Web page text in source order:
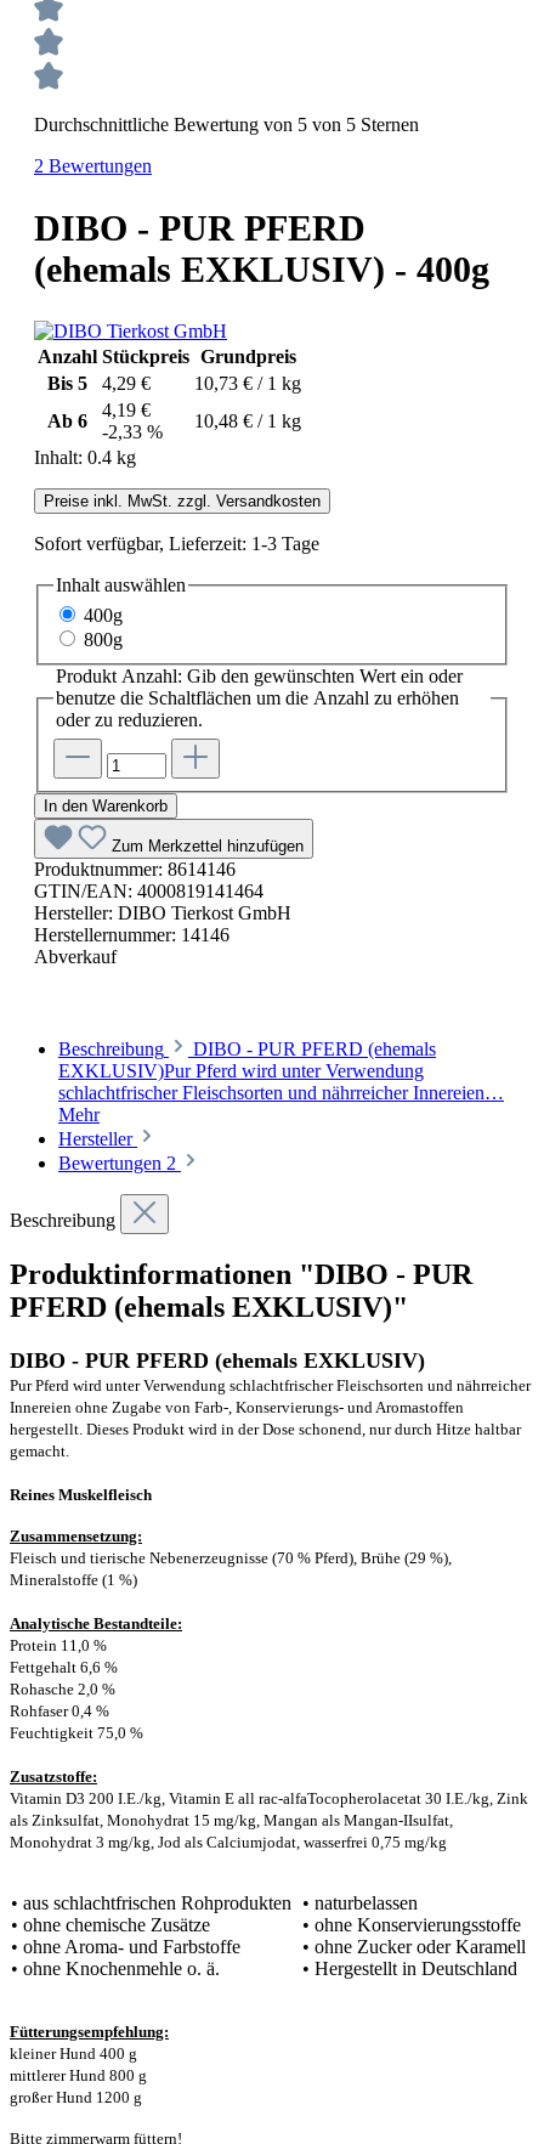
Durchschnittliche Bewertung von 5 von 5 Sternen
2 Bewertungen
DIBO - PUR PFERD
(ehemals EXKLUSIV) - 400g
Anzahl Stückpreis Grundpreis
Bis 5 4,29 €
10,73 € / 1 kg
Ab 6
4,19 €
-2,33 %
10,48 € / 1 kg
Inhalt: 0.4 kg
Preise inkl. MwSt. zzgl. Versandkosten
Sofort verfügbar, Lieferzeit: 1-3 Tage
Inhalt auswählen
400g
800g
Produkt Anzahl: Gib den gewünschten Wert ein oder
benutze die Schaltflächen um die Anzahl zu erhöhen
oder zu reduzieren.
In den Warenkorb
Zum Merkzettel hinzufügen
Produktnummer: 8614146
GTIN/EAN: 4000819141464
Hersteller: DIBO Tierkost GmbH
Herstellernummer: 14146
Abverkauf
Beschreibung
DIBO - PUR PFERD (ehemals
EXKLUSIV)Pur Pferd wird unter Verwendung
schlachtfrischer Fleischsorten und nährreicher Innereien…
Mehr
Hersteller
Bewertungen 2
Beschreibung
Produktinformationen "DIBO - PUR
PFERD (ehemals EXKLUSIV)"
DIBO - PUR PFERD (ehemals EXKLUSIV)
Pur Pferd wird unter Verwendung schlachtfrischer Fleischsorten und nährreicher
Innereien ohne Zugabe von Farb-, Konservierungs- und Aromastoffen
hergestellt. Dieses Produkt wird in der Dose schonend, nur durch Hitze haltbar
gemacht.
Reines Muskelfleisch
Zusammensetzung:
Fleisch und tierische Nebenerzeugnisse (70 % Pferd), Brühe (29 %),
Mineralstoffe (1 %)
Analytische Bestandteile:
Protein 11,0 %
Fettgehalt 6,6 %
Rohasche 2,0 %
Rohfaser 0,4 %
Feuchtigkeit 75,0 %
Zusatzstoffe:
Vitamin D3 200 I.E./kg, Vitamin E all rac-alfaTocopherolacetat 30 I.E./kg, Zink
als Zinksulfat, Monohydrat 15 mg/kg, Mangan als Mangan-IIsulfat,
Monohydrat 3 mg/kg, Jod als Calciumjodat, wasserfrei 0,75 mg/kg
• aus schlachtfrischen Rohprodukten
• ohne chemische Zusätze
• ohne Aroma- und Farbstoffe
• ohne Knochenmehle o. ä.
• naturbelassen
• ohne Konservierungsstoffe
• ohne Zucker oder Karamell
• Hergestellt in Deutschland
Fütterungsempfehlung:
kleiner Hund 400 g
mittlerer Hund 800 g
großer Hund 1200 g
Bitte zimmerwarm füttern!